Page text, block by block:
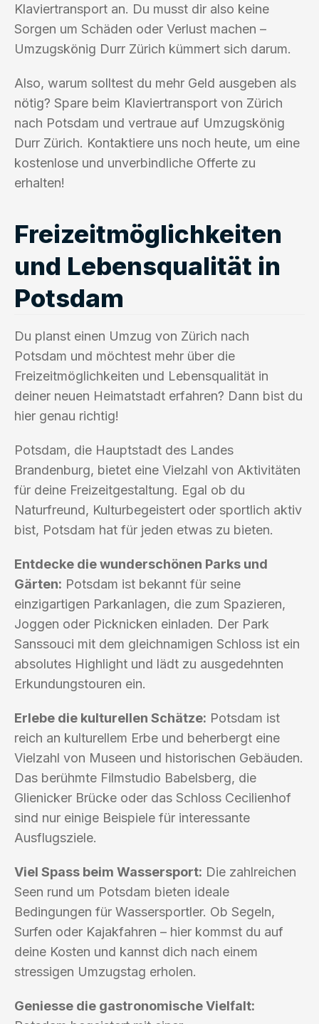
Klaviertransport an. Du musst dir also keine
Sorgen um Schäden oder Verlust machen –
Umzugskönig Durr Zürich kümmert sich darum.
Also, warum solltest du mehr Geld ausgeben als
nötig? Spare beim Klaviertransport von Zürich
nach Potsdam und vertraue auf Umzugskönig
Durr Zürich. Kontaktiere uns noch heute, um eine
kostenlose und unverbindliche Offerte zu
erhalten!
Freizeitmöglichkeiten
und Lebensqualität in
Potsdam
Du planst einen Umzug von Zürich nach
Potsdam und möchtest mehr über die
Freizeitmöglichkeiten und Lebensqualität in
deiner neuen Heimatstadt erfahren? Dann bist du
hier genau richtig!
Potsdam, die Hauptstadt des Landes
Brandenburg, bietet eine Vielzahl von Aktivitäten
für deine Freizeitgestaltung. Egal ob du
Naturfreund, Kulturbegeistert oder sportlich aktiv
bist, Potsdam hat für jeden etwas zu bieten.
Entdecke die wunderschönen Parks und
Gärten: Potsdam ist bekannt für seine
einzigartigen Parkanlagen, die zum Spazieren,
Joggen oder Picknicken einladen. Der Park
Sanssouci mit dem gleichnamigen Schloss ist ein
absolutes Highlight und lädt zu ausgedehnten
Erkundungstouren ein.
Erlebe die kulturellen Schätze: Potsdam ist
reich an kulturellem Erbe und beherbergt eine
Vielzahl von Museen und historischen Gebäuden.
Das berühmte Filmstudio Babelsberg, die
Glienicker Brücke oder das Schloss Cecilienhof
sind nur einige Beispiele für interessante
Ausflugsziele.
Viel Spass beim Wassersport: Die zahlreichen
Seen rund um Potsdam bieten ideale
Bedingungen für Wassersportler. Ob Segeln,
Surfen oder Kajakfahren – hier kommst du auf
deine Kosten und kannst dich nach einem
stressigen Umzugstag erholen.
Geniesse die gastronomische Vielfalt: